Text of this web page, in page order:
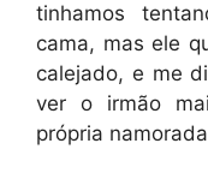
tinhamos
cama, mas ele
calejado, e me
ver o irmão
própria